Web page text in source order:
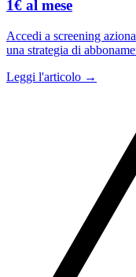
1€ al mese
Accedi a screening
una strategia di
Leggi l'articolo →